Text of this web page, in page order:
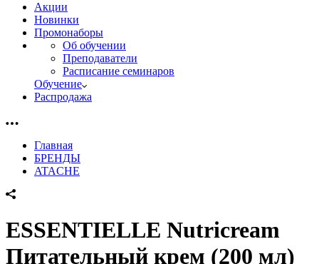
Акции
Новинки
Промонаборы
Об обучении
Преподаватели
Расписание семинаров
Обучение
Распродажа
Главная
БРЕНДЫ
ATACHE
ESSENTIELLE Nutricream
Питательный крем (200 мл)